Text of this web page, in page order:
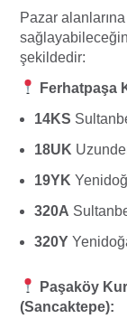
Pazar
şekildedir:
Ferhatpaşa
14KS
18UK
19YK
320A
320Y
Paşaköy
(Sancaktepe):